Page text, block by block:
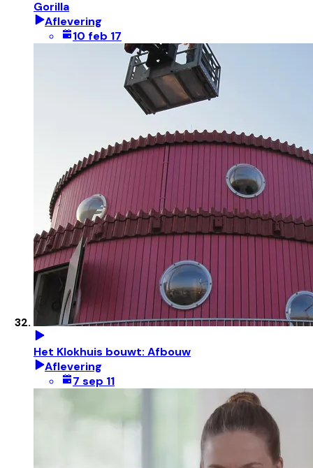
Gorilla
Aflevering
10 feb 17
Het Klokhuis bouwt: Afbouw
Aflevering
7 sep 11